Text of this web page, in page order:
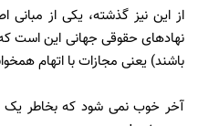
از این نیز گذشته، یکی از
نهادهای حقوقی جهانی این است
باشند) یعنی مجازات با اتهام
آخر خوب نمی شود که بخاطر یک